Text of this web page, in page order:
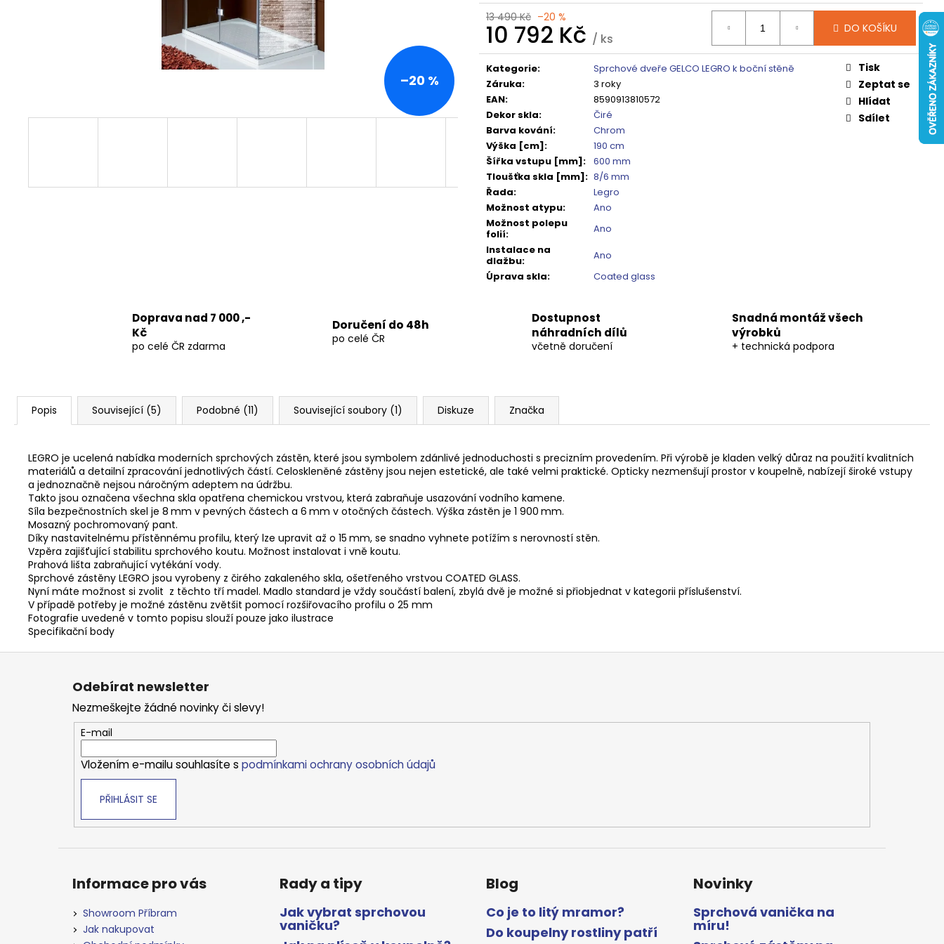
13 490 Kč –20 %
10 792 Kč / ks
Měrná
cena:
DO KOŠÍKU
Kategorie:
Sprchové dveře GELCO LEGRO k boční stěně
Záruka:
3 roky
EAN:
8590913810572
Dekor skla:
Čiré
Barva kování:
Chrom
Výška [cm]:
190 cm
Šířka vstupu [mm]: 600 mm
Tloušťka skla [mm]: 8/6 mm
Řada:
Legro
Možnost atypu:
Ano
Možnost polepu
folií:
Ano
Instalace na
dlažbu:
Ano
Úprava skla: Coated glass
Tisk
Zeptat se
Hlídat
Sdílet
–20 %
Doprava nad 7 000 ,-
Kč
po celé ČR zdarma
Doručení do 48h
po celé ČR
Dostupnost
náhradních dílů
včetně doručení
Snadná montáž všech
výrobků
+ technická podpora
Popis Související (5) Podobné (11) Související soubory (1) Diskuze Značka
LEGRO je ucelená nabídka moderních sprchových zástěn, které jsou symbolem zdánlivé jednoduchosti s precizním provedením. Při výrobě je kladen velký důraz na použití kvalitních
materiálů a detailní zpracování jednotlivých částí. Celoskleněné zástěny jsou nejen estetické, ale také velmi praktické. Opticky nezmenšují prostor v koupelně, nabízejí široké vstupy
a jednoznačně nejsou náročným adeptem na údržbu.
Takto jsou označena všechna skla opatřena chemickou vrstvou, která zabraňuje usazování vodního kamene.
Síla bezpečnostních skel je 8 mm v pevných částech a 6 mm v otočných částech. Výška zástěn je 1 900 mm.
Mosazný pochromovaný pant.
Díky nastavitelnému přístěnnému profilu, který lze upravit až o 15 mm, se snadno vyhnete potížím s nerovností stěn.
Vzpěra zajišťující stabilitu sprchového koutu. Možnost instalovat i vně koutu.
Prahová lišta zabraňující vytékání vody.
Sprchové zástěny LEGRO jsou vyrobeny z čirého zakaleného skla, ošetřeného vrstvou COATED GLASS.
Nyní máte možnost si zvolit z těchto tří madel. Madlo standard je vždy součástí balení, zbylá dvě je možné si přiobjednat v kategorii příslušenství.
V případě potřeby je možné zástěnu zvětšit pomocí rozšiřovacího profilu o 25 mm
Fotografie uvedené v tomto popisu slouží pouze jako ilustrace
Specifikační body
15 100 Kč
5 240 Kč
Původně:
16 792 Kč
Původně: 20 990 Kč
Z
Odebírat newsletter
Nezmeškejte žádné novinky či slevy!
E-mail
Vložením e-mailu souhlasíte s podmínkami ochrany osobních údajů
PŘIHLÁSIT SE
Informace pro vás
Showroom Příbram
Jak nakupovat
Rady a tipy
Jak vybrat sprchovou
vaničku?
Blog
Co je to litý mramor?
Do koupelny rostliny patří
Novinky
Sprchová vanička na
míru!